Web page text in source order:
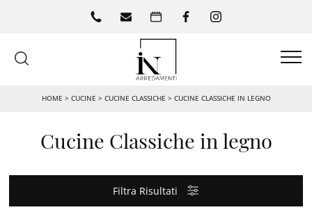
HOME > CUCINE > CUCINE CLASSICHE > CUCINE CLASSICHE IN LEGNO
Cucine Classiche in legno
Filtra Risultati